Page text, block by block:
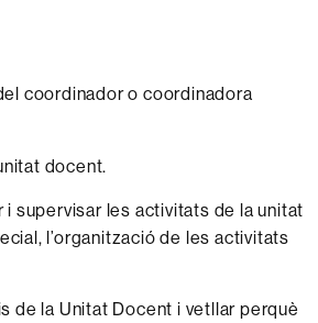
coordinadorocoordinadora
docent.
i supervisarles activitats de launitat
l’organització de les activitats
de la Unitat Docent i vetllar perquè